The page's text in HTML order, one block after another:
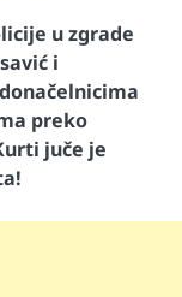
u zgrade
i
preko
juče je